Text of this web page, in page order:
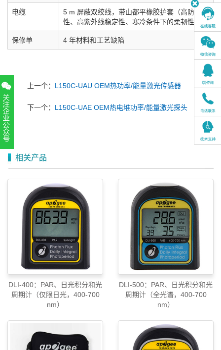
电缆
5 m 屏蔽双绞线，带山都平橡胶护套（高防水
性、高紫外线稳定性、寒冷条件下的柔韧性）
保修单 4 年材料和工艺缺陷
上一个： L150C-UAU OEM热功率/能量激光传感器
下一个： L150C-UAE OEM热电堆功率/能量激光探头
相关产品
DLI-400：PAR、日光积分和光
周期计（仅限日光，400-700
nm）
DLI-500：PAR、日光积分和光
周期计（全光谱，400-700
nm）
扫一扫，关注官方账号
010-52867771